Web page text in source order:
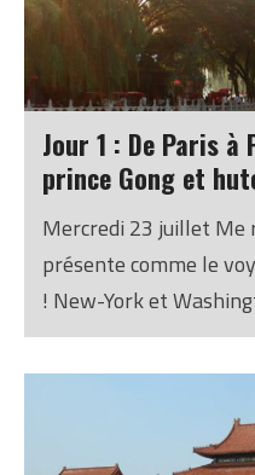
Jour 1 : De Paris à
prince Gong et
Mercredi 23 juillet Me
présente comme le
! New-York et
exceptionnelles,
et Copenhague était
termes d’aventure et
barre haut : Pékin,